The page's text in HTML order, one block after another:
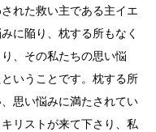
れた救い主である主イエ
に陥り、枕する所もなく
、その私たちの思い悩
いうことです。枕する所
思い悩みに満たされてい
リストが来て下さり、私